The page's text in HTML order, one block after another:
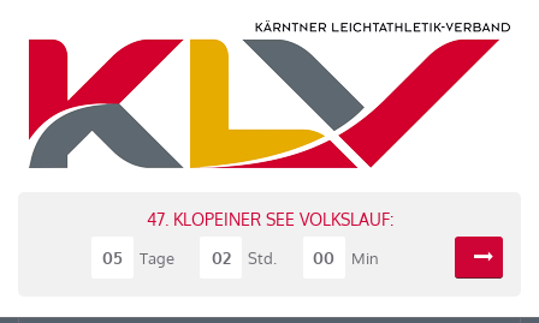
47. KLOPEINER SEE VOLKSLAUF:
05
Tage 02 Std. 00 Min